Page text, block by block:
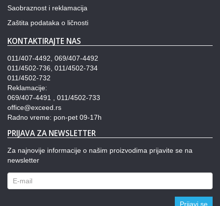
Saobraznost i reklamacija
Zaštita podataka o ličnosti
KONTAKTIRAJTE NAS
011/407-4492, 069/407-4492
011/4502-736, 011/4502-734
011/4502-732
Reklamacije:
069/407-4491 , 011/4502-733
office@exceed.rs
Radno vreme: pon-pet 09-17h
PRIJAVA ZA NEWSLETTER
Za najnovije informacije o našim proizvodima prijavite se na
newsletter
Prijavi se